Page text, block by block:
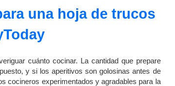
una hoja de trucos
cuánto cocinar. La cantidad que prepare
y si los aperitivos son golosinas antes de
cocineros experimentados y agradables para la